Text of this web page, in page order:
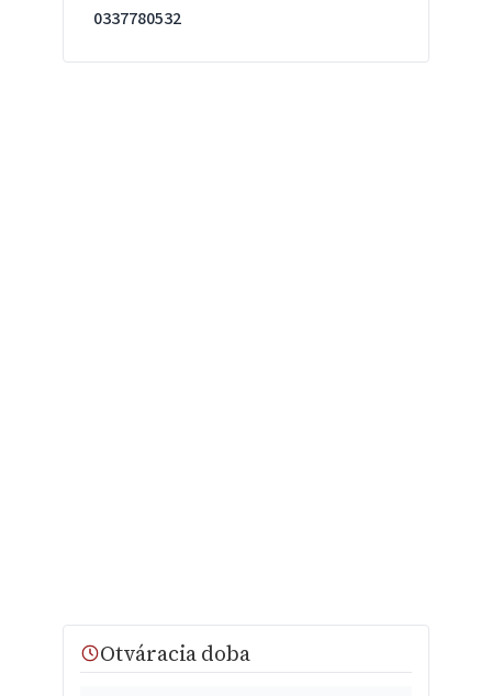
0337780532
Otváracia doba